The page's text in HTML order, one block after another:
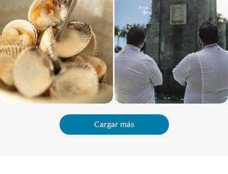
Cargar más